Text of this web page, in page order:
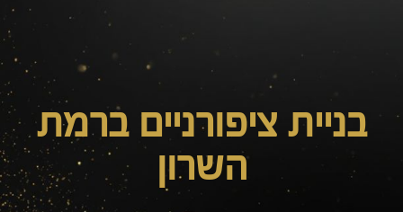
בניית ציפורניים ברמת
השרון